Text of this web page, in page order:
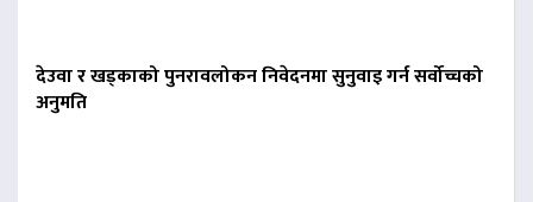
देउवा र खड्काको पुनरावलोकन निवेदनमा सुनुवाइ गर्न सर्वोच्चको
अनुमति